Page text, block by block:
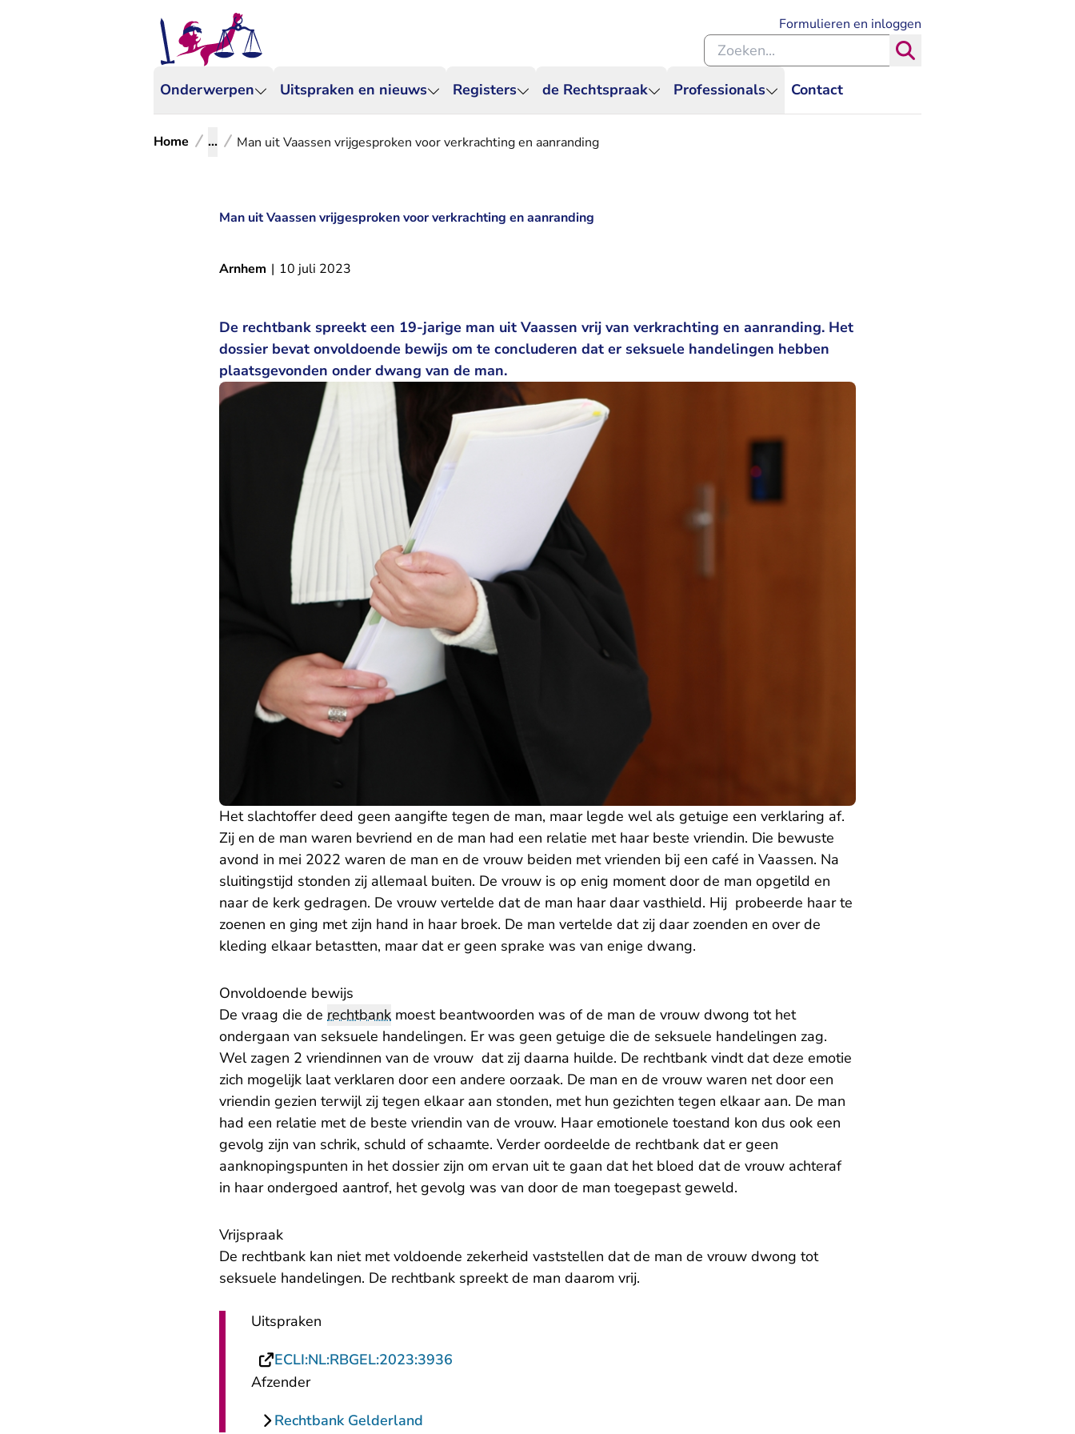
Onderwerpen Uitspraken en nieuws Registers de Rechtspraak Professionals Contact
Formulieren en inloggen
Zoeken binnen de Rechtspraak
Home ... Man uit Vaassen vrijgesproken voor verkrachting en aanranding
Man uit Vaassen vrijgesproken voor verkrachting en aanranding
Arnhem | 10 juli 2023
De rechtbank spreekt een 19-jarige man uit Vaassen vrij van verkrachting en aanranding. Het
dossier bevat onvoldoende bewijs om te concluderen dat er seksuele handelingen hebben
plaatsgevonden onder dwang van de man.
Het slachtoffer deed geen aangifte tegen de man, maar legde wel als getuige een verklaring af.
Zij en de man waren bevriend en de man had een relatie met haar beste vriendin. Die bewuste
avond in mei 2022 waren de man en de vrouw beiden met vrienden bij een café in Vaassen. Na
sluitingstijd stonden zij allemaal buiten. De vrouw is op enig moment door de man opgetild en
naar de kerk gedragen. De vrouw vertelde dat de man haar daar vasthield. Hij probeerde haar te
zoenen en ging met zijn hand in haar broek. De man vertelde dat zij daar zoenden en over de
kleding elkaar betastten, maar dat er geen sprake was van enige dwang.
Onvoldoende bewijs
De vraag die de rechtbank moest beantwoorden was of de man de vrouw dwong tot het
ondergaan van seksuele handelingen. Er was geen getuige die de seksuele handelingen zag.
Wel zagen 2 vriendinnen van de vrouw dat zij daarna huilde. De rechtbank vindt dat deze emotie
zich mogelijk laat verklaren door een andere oorzaak. De man en de vrouw waren net door een
vriendin gezien terwijl zij tegen elkaar aan stonden, met hun gezichten tegen elkaar aan. De man
had een relatie met de beste vriendin van de vrouw. Haar emotionele toestand kon dus ook een
gevolg zijn van schrik, schuld of schaamte. Verder oordeelde de rechtbank dat er geen
aanknopingspunten in het dossier zijn om ervan uit te gaan dat het bloed dat de vrouw achteraf
in haar ondergoed aantrof, het gevolg was van door de man toegepast geweld.
Vrijspraak
De rechtbank kan niet met voldoende zekerheid vaststellen dat de man de vrouw dwong tot
seksuele handelingen. De rechtbank spreekt de man daarom vrij.
Uitspraken
ECLI:NL:RBGEL:2023:3936
Afzender
Rechtbank Gelderland